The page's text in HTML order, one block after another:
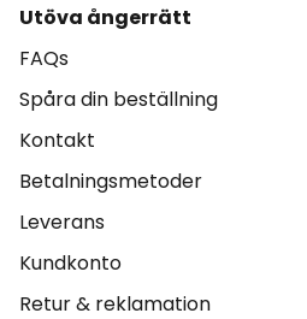
Utöva ångerrätt
FAQs
Spåra din beställning
Kontakt
Betalningsmetoder
Leverans
Kundkonto
Retur & reklamation